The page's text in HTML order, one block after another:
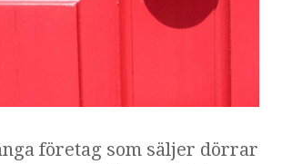
företag som säljer dörrar